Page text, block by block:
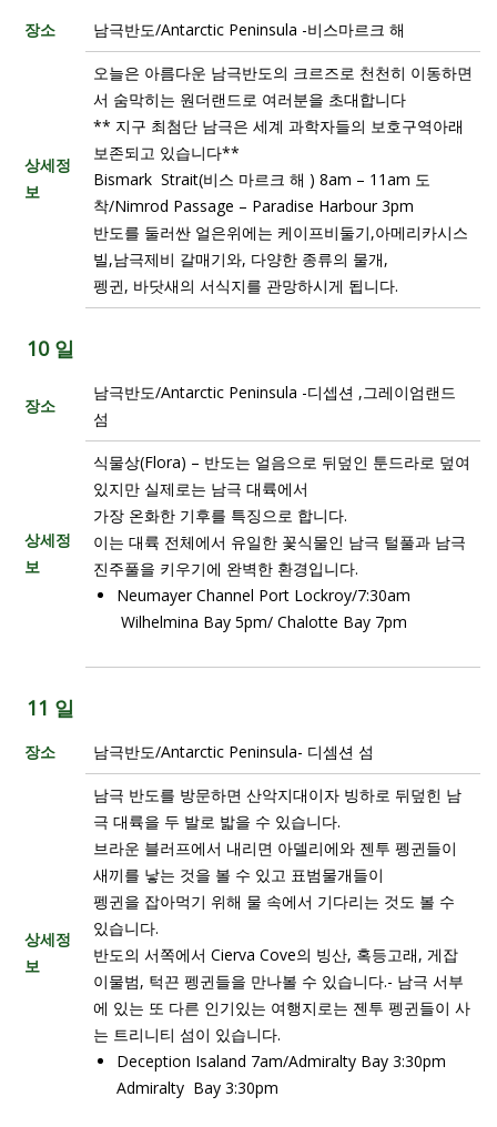
장소 남극반도/Antarctic Peninsula -비스마르크 해
상세정
보
오늘은 아름다운 남극반도의 크르즈로 천천히 이동하면
서 숨막히는 원더랜드로 여러분을 초대합니다
** 지구 최첨단 남극은 세계 과학자들의 보호구역아래
보존되고 있습니다**
Bismark Strait(비스 마르크 해 ) 8am – 11am 도
착/Nimrod Passage – Paradise Harbour 3pm
반도를 둘러싼 얼은위에는 케이프비둘기,아메리카시스
빌,남극제비 갈매기와, 다양한 종류의 물개,
펭귄, 바닷새의 서식지를 관망하시게 됩니다.
10 일
장소
남극반도/Antarctic Peninsula -디셉션 ,그레이엄랜드
섬
상세정
보
식물상(Flora) – 반도는 얼음으로 뒤덮인 툰드라로 덮여
있지만 실제로는 남극 대륙에서
가장 온화한 기후를 특징으로 합니다.
이는 대륙 전체에서 유일한 꽃식물인 남극 털풀과 남극
진주풀을 키우기에 완벽한 환경입니다.
Neumayer Channel Port Lockroy/7:30am
Wilhelmina Bay 5pm/ Chalotte Bay 7pm
11 일
장소 남극반도/Antarctic Peninsula- 디셈션 섬
상세정
보
남극 반도를 방문하면 산악지대이자 빙하로 뒤덮힌 남
극 대륙을 두 발로 밟을 수 있습니다.
브라운 블러프에서 내리면 아델리에와 젠투 펭귄들이
새끼를 낳는 것을 볼 수 있고 표범물개들이
펭귄을 잡아먹기 위해 물 속에서 기다리는 것도 볼 수
있습니다.
반도의 서쪽에서 Cierva Cove의 빙산, 혹등고래, 게잡
이물범, 턱끈 펭귄들을 만나볼 수 있습니다.- 남극 서부
에 있는 또 다른 인기있는 여행지로는 젠투 펭귄들이 사
는 트리니티 섬이 있습니다.
Deception Isaland 7am/Admiralty Bay 3:30pm
Admiralty Bay 3:30pm